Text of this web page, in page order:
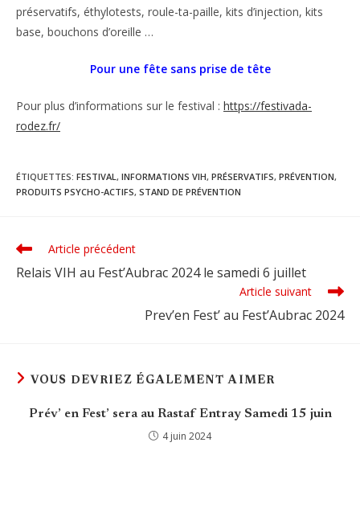
préservatifs, éthylotests, roule-ta-paille, kits d’injection, kits
base, bouchons d’oreille …
Pour une fête sans prise de tête
Pour plus d’informations sur le festival : https://festivada-
rodez.fr/
ÉTIQUETTES: FESTIVAL, INFORMATIONS VIH, PRÉSERVATIFS, PRÉVENTION,
PRODUITS PSYCHO-ACTIFS, STAND DE PRÉVENTION
Read
articles
Article précédent
Relais VIH au Fest’Aubrac 2024 le samedi 6 juillet
Article suivant
Prev’en Fest’ au Fest’Aubrac 2024
VOUS DEVRIEZ ÉGALEMENT AIMER
Prév’ en Fest’ sera au Rastaf Entray Samedi 15 juin
4 juin 2024